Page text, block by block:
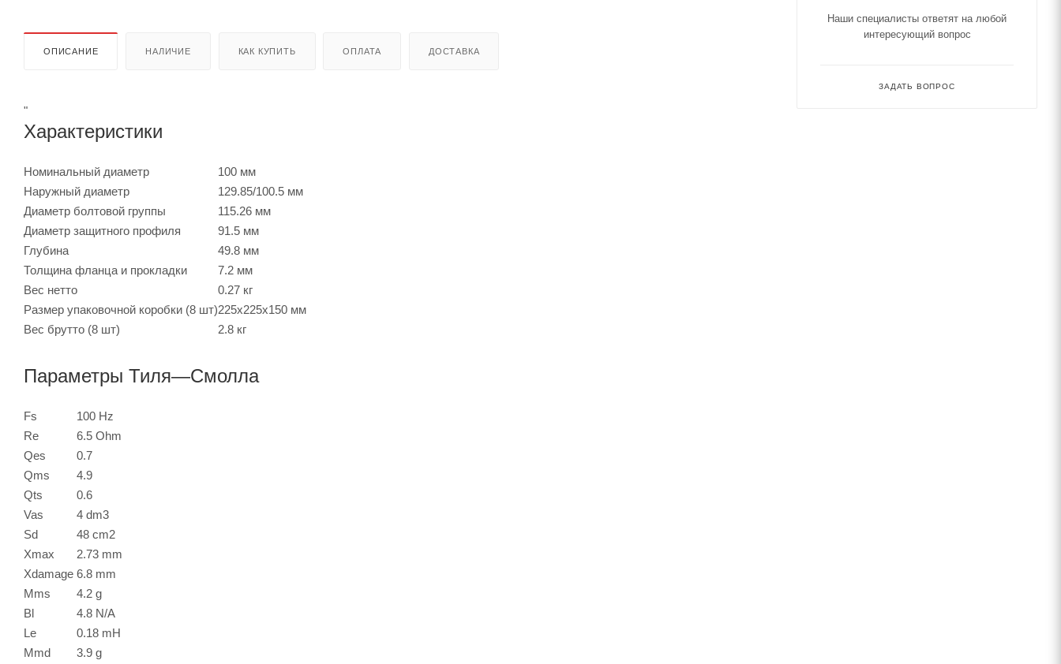
ОПИСАНИЕ НАЛИЧИЕ КАК КУПИТЬ ОПЛАТА ДОСТАВКА
"
Характеристики
Номинальный диаметр
100 мм
Наружный диаметр
129.85/100.5 мм
Диаметр болтовой группы
115.26 мм
Диаметр защитного профиля
91.5 мм
Глубина
49.8 мм
Толщина фланца и прокладки
7.2 мм
Вес нетто
0.27 кг
Размер упаковочной коробки (8 шт)225x225x150 мм
Вес брутто (8 шт)
2.8 кг
Параметры Тиля—Смолла
Fs
100 Hz
Re
6.5 Ohm
Qes
0.7
Qms
4.9
Qts
0.6
Vas
4 dm3
Sd
48 cm2
Xmax
2.73 mm
Xdamage 6.8 mm
Mms
4.2 g
Bl
4.8 N/A
Le
0.18 mH
Mmd
3.9 g
Наши специалисты ответят на любой
интересующий вопрос
ЗАДАТЬ ВОПРОС